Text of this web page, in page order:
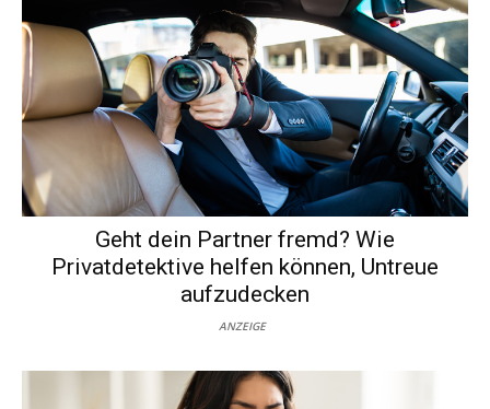
Geht dein Partner fremd? Wie
Privatdetektive helfen können, Untreue
aufzudecken
ANZEIGE